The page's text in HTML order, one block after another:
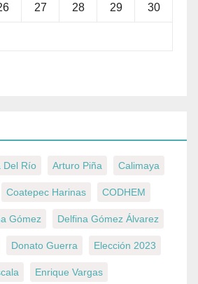
27 28 29 30
Del Río Arturo Piña Calimaya
Coatepec Harinas CODHEM
Gómez Delfina Gómez Álvarez
Donato Guerra Elección 2023
Enrique Vargas